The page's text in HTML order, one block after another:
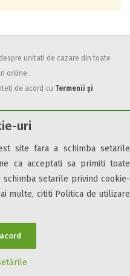
uri
site fara a schimba setarile
ca acceptati sa primiti toate
setarile privind cookie-
multe, cititi Politica de utilizare
unitati de cazare din toate
online.
de acord cu Termenii și
rezervate.